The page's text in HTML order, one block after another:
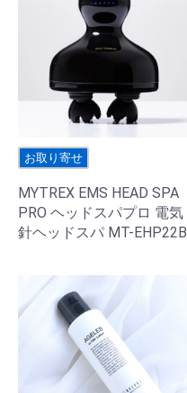
お取り寄せ
MYTREX EMS HEAD SPA
PRO ヘッドスパプロ 電気
針ヘッドスパ MT-EHP22B